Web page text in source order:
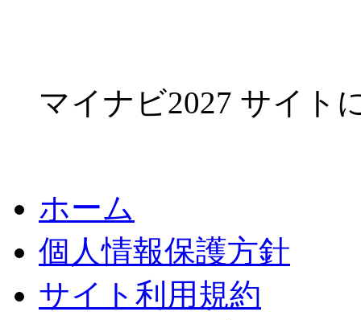
マイナビ2027 サイト
ホーム
個人情報保護方針
サイト利用規約